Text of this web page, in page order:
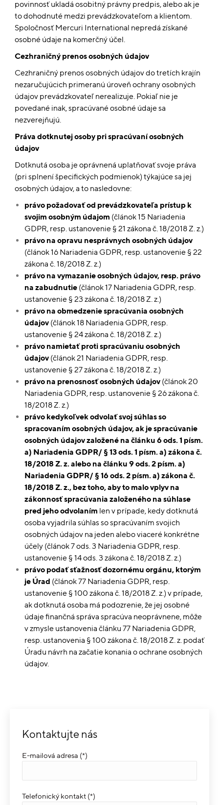
povinnosť ukladá osobitný právny predpis, alebo ak je
to dohodnuté medzi prevádzkovateľom a klientom.
Spoločnosť Mercuri International nepredá získané
osobné údaje na komerčný účel.
Cezhraničný prenos osobných údajov
Cezhraničný prenos osobných údajov do tretích krajín
nezaručujúcich primeranú úroveň ochrany osobných
údajov prevádzkovateľ nerealizuje. Pokiaľ nie je
povedané inak, spracúvané osobné údaje sa
nezverejňujú.
Práva dotknutej osoby pri spracúvaní osobných
údajov
Dotknutá osoba je oprávnená uplatňovať svoje práva
(pri splnení špecifických podmienok) týkajúce sa jej
osobných údajov, a to nasledovne:
právo požadovať od prevádzkovateľa prístup k
svojim osobným údajom (článok 15 Nariadenia
GDPR, resp. ustanovenie § 21 zákona č. 18/2018 Z. z.)
právo na opravu nesprávnych osobných údajov
(článok 16 Nariadenia GDPR, resp. ustanovenie § 22
zákona č. 18/2018 Z. z.)
právo na vymazanie osobných údajov, resp. právo
na zabudnutie (článok 17 Nariadenia GDPR, resp.
ustanovenie § 23 zákona č. 18/2018 Z. z.)
právo na obmedzenie spracúvania osobných
údajov (článok 18 Nariadenia GDPR, resp.
ustanovenie § 24 zákona č. 18/2018 Z. z.)
právo namietať proti spracúvaniu osobných
údajov (článok 21 Nariadenia GDPR, resp.
ustanovenie § 27 zákona č. 18/2018 Z. z.)
právo na prenosnosť osobných údajov (článok 20
Nariadenia GDPR, resp. ustanovenie § 26 zákona č.
18/2018 Z. z.)
právo kedykoľvek odvolať svoj súhlas so
spracovaním osobných údajov, ak je spracúvanie
osobných údajov založené na článku 6 ods. 1 písm.
a) Nariadenia GDPR/ § 13 ods. 1 písm. a) zákona č.
18/2018 Z. z. alebo na článku 9 ods. 2 písm. a)
Nariadenia GDPR/ § 16 ods. 2 písm. a) zákona č.
18/2018 Z. z., bez toho, aby to malo vplyv na
zákonnosť spracúvania založeného na súhlase
pred jeho odvolaním len v prípade, kedy dotknutá
osoba vyjadrila súhlas so spracúvaním svojich
osobných údajov na jeden alebo viaceré konkrétne
účely (článok 7 ods. 3 Nariadenia GDPR, resp.
ustanovenie § 14 ods. 3 zákona č. 18/2018 Z. z.)
právo podať sťažnosť dozornému orgánu, ktorým
je Úrad (článok 77 Nariadenia GDPR, resp.
ustanovenie § 100 zákona č. 18/2018 Z. z.) v prípade,
ak dotknutá osoba má podozrenie, že jej osobné
údaje finančná správa spracúva neoprávnene, môže
v zmysle ustanovenia článku 77 Nariadenia GDPR,
resp. ustanovenia § 100 zákona č. 18/2018 Z. z. podať
Úradu návrh na začatie konania o ochrane osobných
údajov.
Kontaktujte nás
E-mailová adresa (*)
Telefonický kontakt (*)